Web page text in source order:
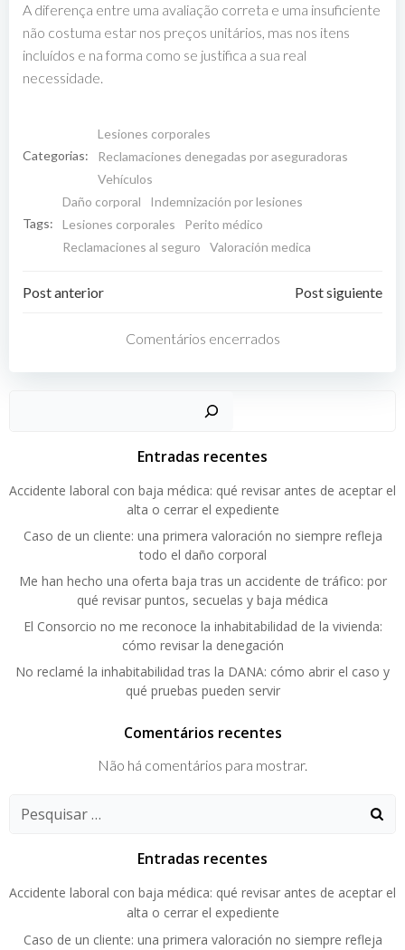
A diferença entre uma avaliação correta e uma insuficiente
não costuma estar nos preços unitários, mas nos itens
incluídos e na forma como se justifica a sua real
necessidade.
Categorias:
Lesiones corporales
Reclamaciones denegadas por aseguradoras
Vehículos
Tags:
Daño corporal
Indemnización por lesiones
Lesiones corporales
Perito médico
Reclamaciones al seguro
Valoración medica
Navegação
entradas
Post anterior
Navegação
pelas
entradas
Post siguiente
Comentários encerrados
Pesquisar
Entradas recentes
Accidente laboral con baja médica: qué revisar antes de aceptar el
alta o cerrar el expediente
Caso de un cliente: una primera valoración no siempre refleja
todo el daño corporal
Me han hecho una oferta baja tras un accidente de tráfico: por
qué revisar puntos, secuelas y baja médica
El Consorcio no me reconoce la inhabitabilidad de la vivienda:
cómo revisar la denegación
No reclamé la inhabitabilidad tras la DANA: cómo abrir el caso y
qué pruebas pueden servir
Comentários recentes
Não há comentários para mostrar.
Pesquisar:
Entradas recentes
Accidente laboral con baja médica: qué revisar antes de aceptar el
alta o cerrar el expediente
Caso de un cliente: una primera valoración no siempre refleja